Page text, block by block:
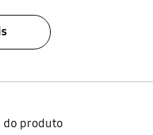
do produto